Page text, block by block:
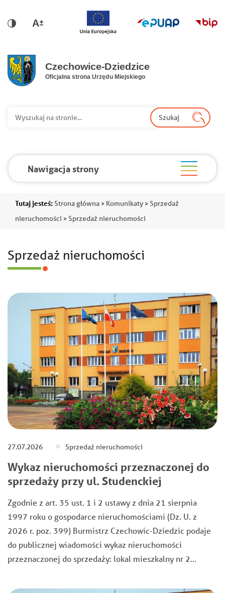
Przejdź do głównej nawigacji
Przejdź do mapy portalu
Wersja kontrastowa
Wersja dla niedowidzących
Szukaj
Nawigacja strony
Ścieżka
nawigacyjna
Tutaj jesteś: Strona główna Komunikaty
Sprzedaż
nieruchomości
Sprzedaż nieruchomości
Sprzedaż nieruchomości
27.07.2026 Sprzedaż nieruchomości
Wykaz nieruchomości przeznaczonej do
sprzedaży przy ul. Studenckiej
Zgodnie z art. 35 ust. 1 i 2 ustawy z dnia 21 sierpnia
1997 roku o gospodarce nieruchomościami (Dz. U. z
2026 r. poz. 399) Burmistrz Czechowic-Dziedzic podaje
do publicznej wiadomości wykaz nieruchomości
przeznaczonej do sprzedaży: lokal mieszkalny nr 2…